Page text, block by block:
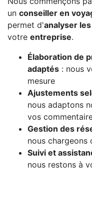
un conseiller en
permet d'analyser
votre entreprise.
Élaboration de
adaptés : nous
mesure
Ajustements
nous adaptons
vos
Gestion des
nous chargeons
Suivi et
nous restons à